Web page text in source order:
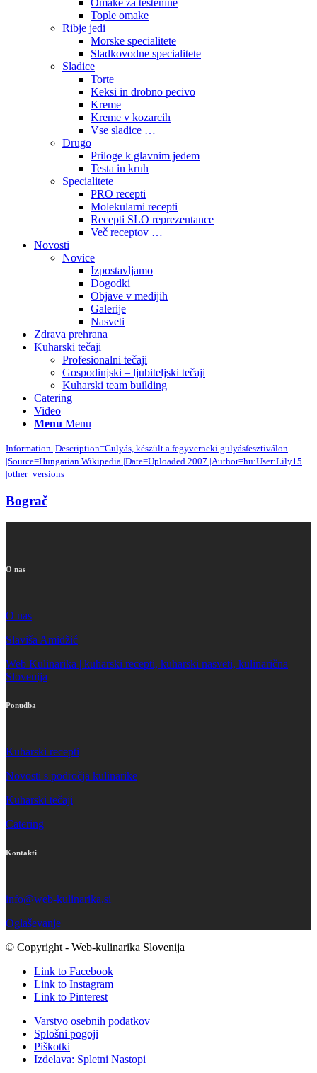
Omake za testenine
Tople omake
Ribje jedi
Morske specialitete
Sladkovodne specialitete
Sladice
Torte
Keksi in drobno pecivo
Kreme
Kreme v kozarcih
Vse sladice …
Drugo
Priloge k glavnim jedem
Testa in kruh
Specialitete
PRO recepti
Molekularni recepti
Recepti SLO reprezentance
Več receptov …
Novosti
Novice
Izpostavljamo
Dogodki
Objave v medijih
Galerije
Nasveti
Zdrava prehrana
Kuharski tečaji
Profesionalni tečaji
Gospodinjski – ljubiteljski tečaji
Kuharski team building
Catering
Video
Menu Menu
Information |Description=Gulyás, készült a fegyverneki gulyásfesztiválon
|Source=Hungarian Wikipedia |Date=Uploaded 2007 |Author=hu:User:Lily15
|other_versions
Bograč
O nas
O nas
Slaviša Amidžić
Web Kulinarika | kuharski recepti, kuharski nasveti, kulinarična
Slovenija
Ponudba
Kuharski recepti
Novosti s področja kulinarike
Kuharski tečaji
Catering
Kontakti
info@web-kulinarika.si
Oglaševanje
© Copyright - Web-kulinarika Slovenija
Link to Facebook
Link to Instagram
Link to Pinterest
Varstvo osebnih podatkov
Splošni pogoji
Piškotki
Izdelava: Spletni Nastopi